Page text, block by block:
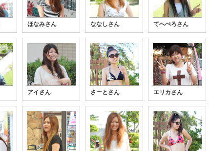
ほなみさん ななしさん てへぺろさん
アイさん さーとさん エリカさん